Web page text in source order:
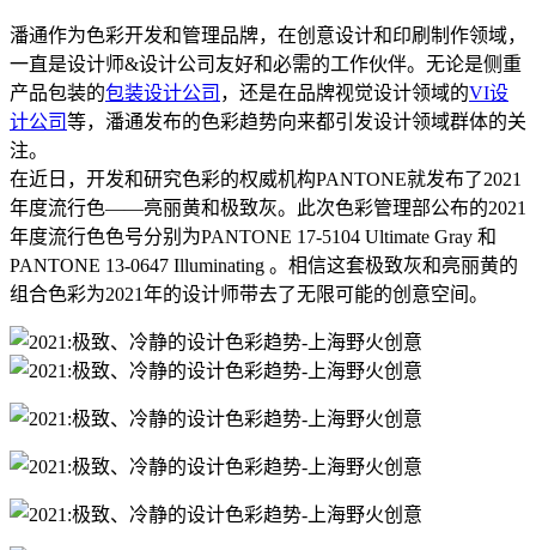
潘通作为色彩开发和管理品牌，在创意设计和印刷制作领域，
一直是设计师&设计公司友好和必需的工作伙伴。无论是侧重
产品包装的包装设计公司 ，还是在品牌视觉设计领域的VI设
计公司等，潘通发布的色彩趋势向来都引发设计领域群体的关
注。
在近日，开发和研究色彩的权威机构PANTONE就发布了2021
年度流行色——亮丽黄和极致灰。此次色彩管理部公布的2021
年度流行色色号分别为PANTONE 17-5104 Ultimate Gray 和
PANTONE 13-0647 Illuminating 。相信这套极致灰和亮丽黄的
组合色彩为2021年的设计师带去了无限可能的创意空间。